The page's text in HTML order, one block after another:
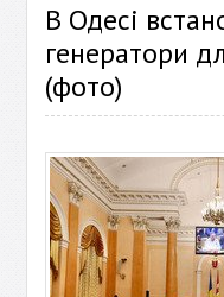
В Одесі
генератори
(фото)